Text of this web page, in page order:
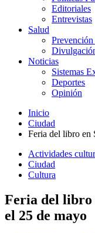
Editoriales
Entrevistas
Salud
Noticias
Sistemas
Deportes
Opinión
Inicio
Ciudad
Feria del libro en
Actividades
Ciudad
Cultura
Feria del libro
el 25 de mayo